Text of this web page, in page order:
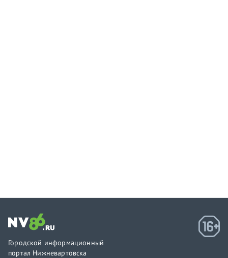
Городской информационный
портал Нижневартовска